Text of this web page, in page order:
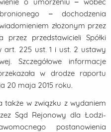
– dochodzenia
złożonym przez
przez przedstawicieli Spółki
art. 225 ust. 1 i ust. 2 ustawy
Szczegółowe informacje
w drodze raportu
20 maja 2015 roku.
także w związku z wydaniem
Sąd Rejonowy dla Łodzi-
postanowienia